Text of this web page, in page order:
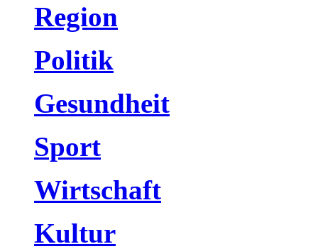
Region
Politik
Gesundheit
Sport
Wirtschaft
Kultur